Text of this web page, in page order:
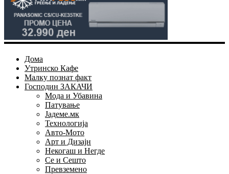
Дома
Утринско Кафе
Малку познат факт
Господин ЗАКАЧИ
Мода и Убавина
Патување
Јадеме.мк
Технологија
Авто-Мото
Арт и Дизајн
Некогаш и Негде
Се и Сешто
Превземено